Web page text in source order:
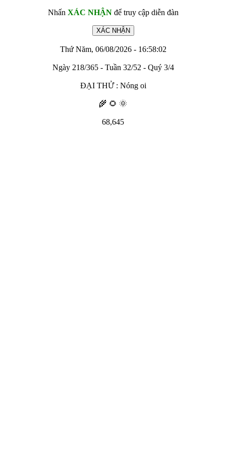
Nhấn XÁC NHẬNđể truy cập diễn đàn
Thứ Năm, 06/08/2026 - 16:58:02
Ngày 218/365 - Tuần 32/52 - Quý 3/4
ĐẠI THỬ : Nóng oi
🌾 🌻 🌞
68,645